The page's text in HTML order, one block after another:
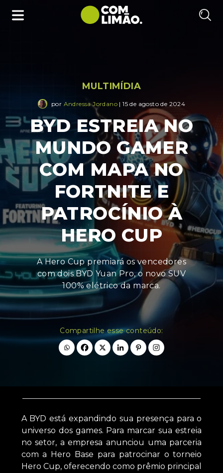
MULTIMÍDIA
por Andressa Jordano | 15 de agosto de 2024
BYD ESTREIA NO
MUNDO GAMER
COM MAPA NO
FORTNITE E
PATROCÍNIO À
HERO CUP
A Hero Cup premiará os vencedores
com dois BYD Yuan Pro, o novo SUV
100% elétrico da marca.
Compartilhe esse conteúdo:
A BYD está expandindo sua presença para o
universo dos games. Para marcar sua estreia
no setor, a empresa anunciou uma parceria
com a Hero Base para patrocinar o torneio
Hero Cup, oferecendo como prêmio principal